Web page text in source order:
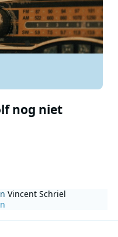
nog niet
Vincent Schriel